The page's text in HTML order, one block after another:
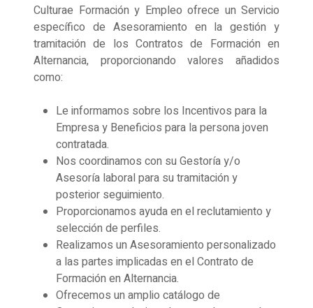
Culturae Formación y Empleo ofrece un Servicio
específico de Asesoramiento en la gestión y
tramitación de los Contratos de Formación en
Alternancia, proporcionando valores añadidos
como:
Le informamos sobre los Incentivos para la
Empresa y Beneficios para la persona joven
contratada.
Nos coordinamos con su Gestoría y/o
Asesoría laboral para su tramitación y
posterior seguimiento.
Proporcionamos ayuda en el reclutamiento y
selección de perfiles.
Realizamos un Asesoramiento personalizado
a las partes implicadas en el Contrato de
Formación en Alternancia.
Ofrecemos un amplio catálogo de